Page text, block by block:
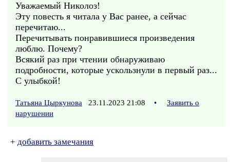
Уважаемый Николоз!
Эту повесть я читала у Вас ранее, а сейчас
перечитаю...
Перечитывать понравившиеся произведения
люблю. Почему?
Всякий раз при чтении обнаруживаю
подробности, которые ускользнули в первый раз...
С улыбкой!
Татьяна Цыркунова 23.11.2023 21:08 •
Заявить о
нарушении
+ добавить замечания